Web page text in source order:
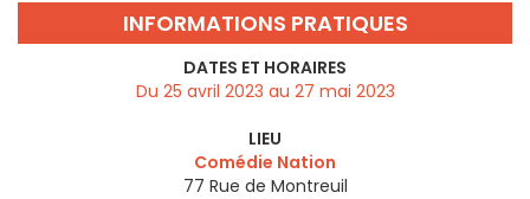
INFORMATIONS PRATIQUES
DATES ET HORAIRES
Du 25 avril 2023 au 27 mai 2023
LIEU
Comédie Nation
77 Rue de Montreuil